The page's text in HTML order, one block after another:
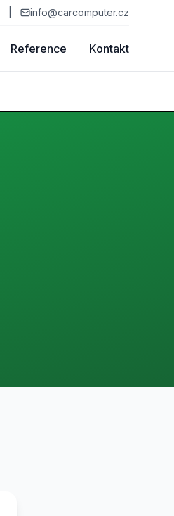
info@carcomputer.cz
Reference Kontakt